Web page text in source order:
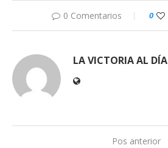
0 Comentarios 0
LA VICTORIA AL DÍA
Pos anterior